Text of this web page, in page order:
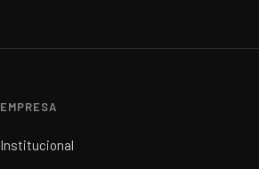
EMPRESA
Institucional